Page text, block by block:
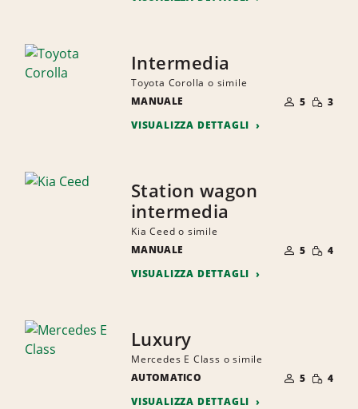
Intermedia
Toyota Corolla o simile
MANUALE
DI
PERSONE
5 RIDOTTA
3
VISUALIZZA DETTAGLI
Station wagon
intermedia
Kia Ceed o simile
MANUALE
DI
PERSONE
5 RIDOTTA
4
VISUALIZZA DETTAGLI
Luxury
Mercedes E Class o simile
AUTOMATICO
DI
PERSONE
5 RIDOTTA
4
VISUALIZZA DETTAGLI